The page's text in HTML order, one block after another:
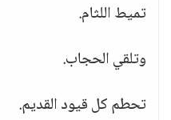
تميط اللثام.
وتلقي الحجاب.
تحطم كل قيود القديم.